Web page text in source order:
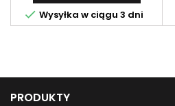
 Wysyłka w ciągu 3 dni
PRODUKTY